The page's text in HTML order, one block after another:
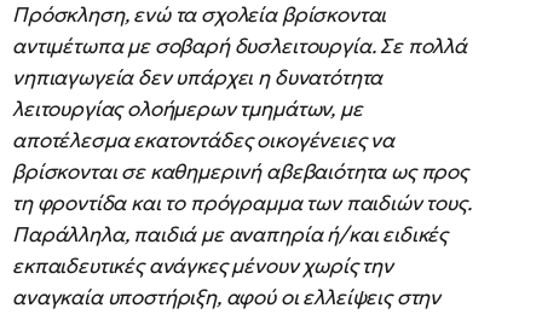
Πρόσκληση, ενώ τα σχολεία βρίσκονται
αντιμέτωπα με σοβαρή δυσλειτουργία. Σε πολλά
νηπιαγωγεία δεν υπάρχει η δυνατότητα
λειτουργίας ολοήμερων τμημάτων, με
αποτέλεσμα εκατοντάδες οικογένειες να
βρίσκονται σε καθημερινή αβεβαιότητα ως προς
τη φροντίδα και το πρόγραμμα των παιδιών τους.
Παράλληλα, παιδιά με αναπηρία ή/και ειδικές
εκπαιδευτικές ανάγκες μένουν χωρίς την
αναγκαία υποστήριξη, αφού οι ελλείψεις στην